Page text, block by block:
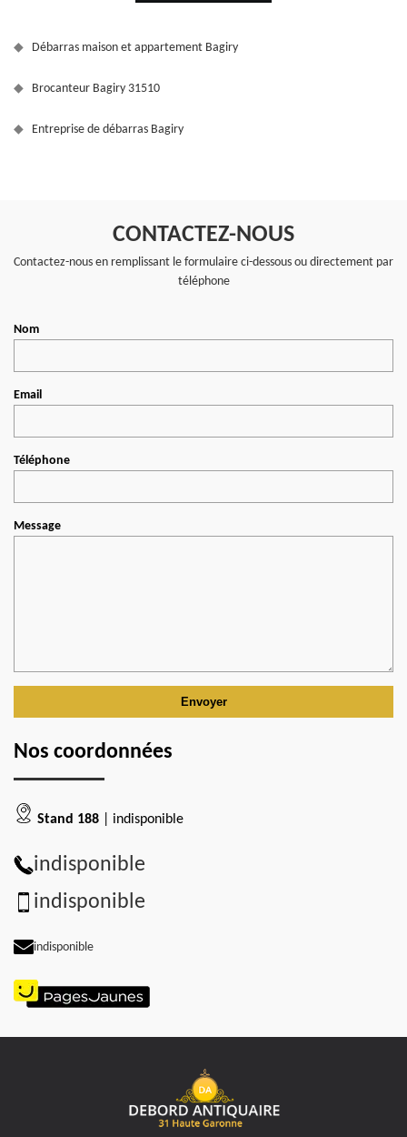
Débarras maison et appartement Bagiry
Brocanteur Bagiry 31510
Entreprise de débarras Bagiry
CONTACTEZ-NOUS
Contactez-nous en remplissant le formulaire ci-dessous ou directement par
téléphone
Nom
Email
Téléphone
Message
Nos coordonnées
Stand 188 | indisponible
indisponible
indisponible
indisponible